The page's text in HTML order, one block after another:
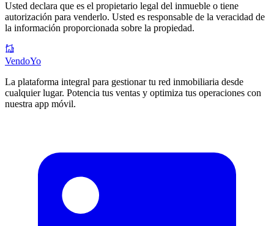
Usted declara que es el propietario legal del inmueble o tiene
autorización para venderlo. Usted es responsable de la veracidad de
la información proporcionada sobre la propiedad.
VendoYo
La plataforma integral para gestionar tu red inmobiliaria desde
cualquier lugar. Potencia tus ventas y optimiza tus operaciones con
nuestra app móvil.